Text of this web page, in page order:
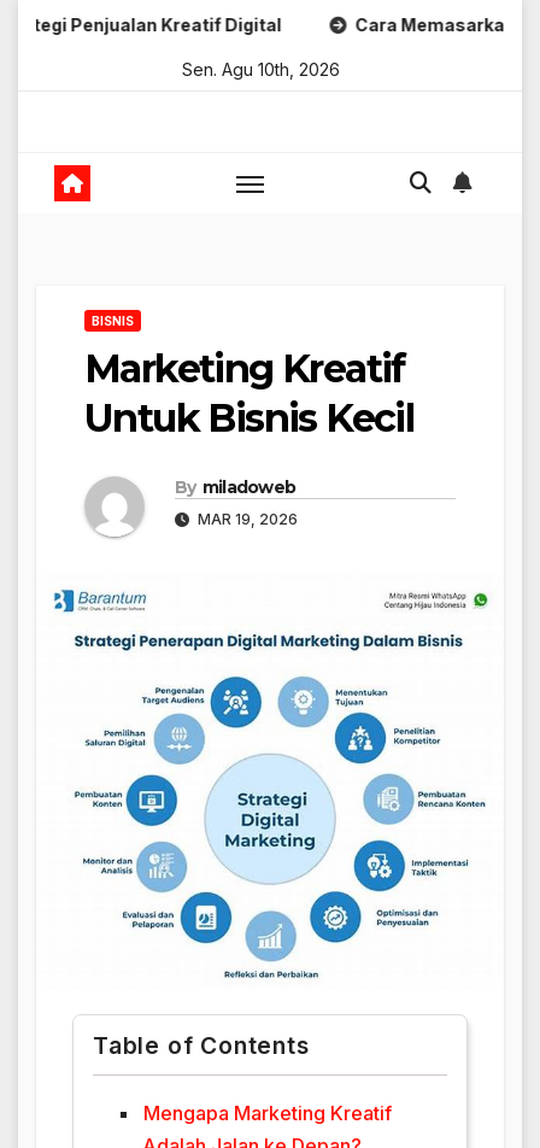
Skip
Kreatif Digital Cara Memasarkan Produk
Sen. Agu 10th, 2026
BISNIS
Marketing Kreatif
Untuk Bisnis Kecil
By miladoweb
MAR 19, 2026
Table of Contents
Mengapa Marketing Kreatif